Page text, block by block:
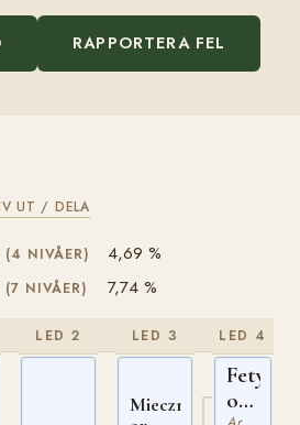
RAPPORTERA FEL
UT / DELA
(4 NIVÅER) 4,69 %
(7 NIVÅER) 7,74 %
LED 2 LED 3
Miecznik
LED 4
Fetysz
ox